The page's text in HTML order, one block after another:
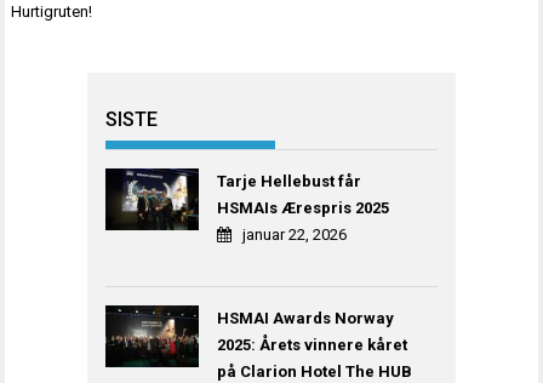
Hurtigruten!
SISTE
Tarje Hellebust får
HSMAIs Ærespris 2025
januar 22, 2026
HSMAI Awards Norway
2025: Årets vinnere kåret
på Clarion Hotel The HUB